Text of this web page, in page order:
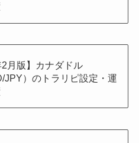
2月版】カナダドル
JPY）のトラリピ設定・運